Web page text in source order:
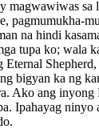
magwawiwas sa
pagmumukha-
na hindi
tupa ko; wala
bigyan ka ng
Ako ang inyong
Ipahayag ninyo